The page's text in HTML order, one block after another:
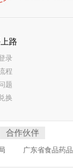
路
录
程
题
换
合作伙伴
广东省食品药